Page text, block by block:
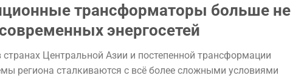
трансформаторы больше не
энергосетей
Центральной Азии и постепенной трансформации
региона сталкиваются с всё более сложными условиями